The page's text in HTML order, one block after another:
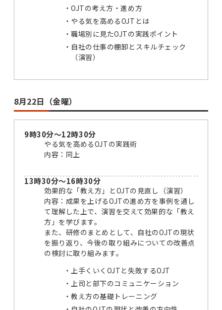
OJTの考え方・進め方
やる気を高めるOJTとは
職場別に見たOJTの実践ポイント
自社の仕事の棚卸とスキルチェック
（演習）
8月22日（金曜）
9時30分～12時30分
やる気を高めるOJTの実践術
内容：同上
13時30分～16時30分
効果的な「教え方」とOJTの見直し（演習）
内容：成果を上げるOJTの進め方を事例を通し
て理解した上で、演習を交えて効果的な「教え
方」を学びます。
また、研修のまとめとして、自社のOJTの現状
を振り返り、今後の取り組みについての改善点
の検討に取り組みます。
上手くいくOJTと失敗するOJT
上司と部下のコミュニケーション
教え方の基礎トレーニング